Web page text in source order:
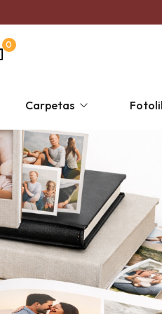
0
Taza Mágica
Carpetas
un solo color